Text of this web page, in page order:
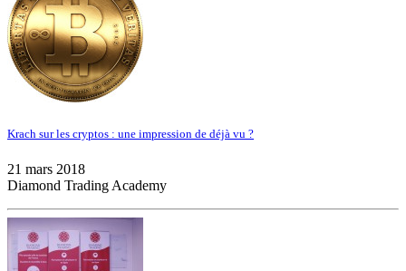
Krach sur les cryptos : une impression de déjà vu ?
21 mars 2018
Diamond Trading Academy